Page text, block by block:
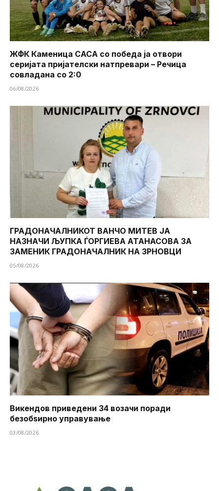
ЖФК Каменица САСА со победа ја отвори
серијата пријателски натпревари – Речица
совладана со 2:0
06/08/2026
ГРАДОНАЧАЛНИКОТ ВАНЧО МИТЕВ ЈА
НАЗНАЧИ ЉУПКА ЃОРГИЕВА АТАНАСОВА ЗА
ЗАМЕНИК ГРАДОНАЧАЛНИК НА ЗРНОВЦИ
05/08/2026
Викендов приведени 34 возачи поради
безобѕирно управување
03/08/2026